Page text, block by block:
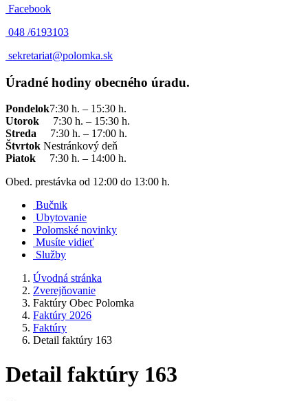
Facebook
048 /6193103
sekretariat@polomka.sk
Úradné hodiny obecného úradu.
Pondelok7:30 h. – 15:30 h.
Utorok 7:30 h. – 15:30 h.
Streda 7:30 h. – 17:00 h.
Štvrtok Nestránkový deň
Piatok
7:30 h. – 14:00 h.
Obed. prestávka od 12:00 do 13:00 h.
Bučnik
Ubytovanie
Polomské novinky
Musíte vidieť
Služby
Úvodná stránka
Zverejňovanie
Faktúry Obec Polomka
Faktúry 2026
Faktúry
Detail faktúry 163
Detail faktúry 163